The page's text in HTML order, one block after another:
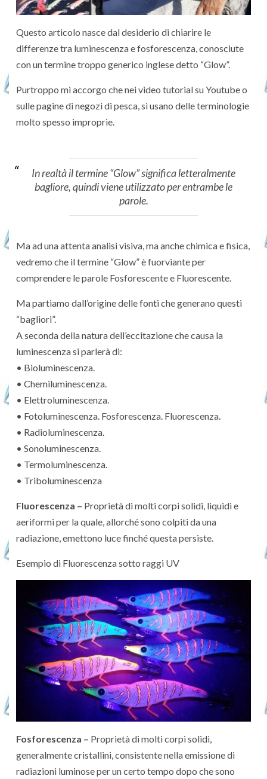
Questo articolo nasce dal desiderio di chiarire le
differenze tra luminescenza e fosforescenza, conosciute
con un termine troppo generico inglese detto “Glow”.
Purtroppo mi accorgo che nei video tutorial su Youtube o
sulle pagine di negozi di pesca, si usano delle terminologie
molto spesso improprie.
In realtà il termine “Glow” significa letteralmente
bagliore, quindi viene utilizzato per entrambe le
parole.
Ma ad una attenta analisi visiva, ma anche chimica e fisica,
vedremo che il termine “Glow” è fuorviante per
comprendere le parole Fosforescente e Fluorescente.
Ma partiamo dall’origine delle fonti che generano questi
“bagliori”.
A seconda della natura dell’eccitazione che causa la
luminescenza si parlerà di:
• Bioluminescenza.
• Chemiluminescenza.
• Elettroluminescenza.
• Fotoluminescenza. Fosforescenza. Fluorescenza.
• Radioluminescenza.
• Sonoluminescenza.
• Termoluminescenza.
• Triboluminescenza
Fluorescenza – Proprietà di molti corpi solidi, liquidi e
aeriformi per la quale, allorché sono colpiti da una
radiazione, emettono luce finché questa persiste.
Esempio di Fluorescenza sotto raggi UV
Fosforescenza – Proprietà di molti corpi solidi,
generalmente cristallini, consistente nella emissione di
radiazioni luminose per un certo tempo dopo che sono